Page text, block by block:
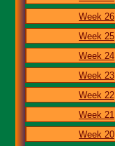
Week 26
Week 25
Week 24
Week 23
Week 22
Week 21
Week 20